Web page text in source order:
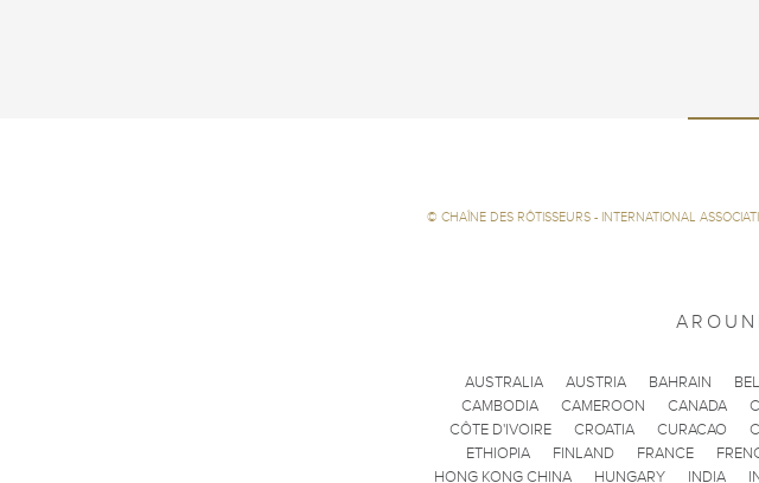
© CHAÎNE DES RÔTISSEURS - INTERNATIONAL
AUSTRALIA AUSTRIA BAHRAIN
CAMBODIA
CAMEROON CANADA
CÔTE D'IVOIRE
CROATIA CURACAO
ETHIOPIA
FINLAND FRANCE
HONG KONG CHINA
HUNGARY INDIA